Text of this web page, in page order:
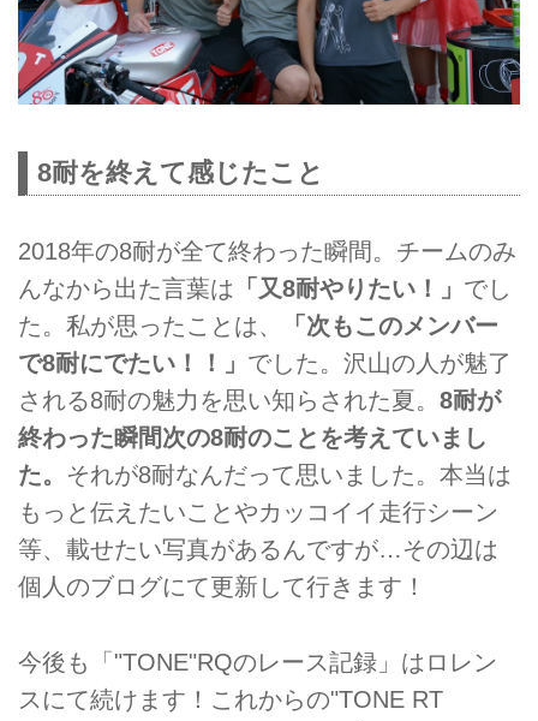
8耐を終えて感じたこと
2018年の8耐が全て終わった瞬間。チームのみ
んなから出た言葉は 「又8耐やりたい！」 でし
た。私が思ったことは、
「次もこのメンバー
で8耐にでたい！！」 でした。沢山の人が魅了
される8耐の魅力を思い知らされた夏。 8耐が
終わった瞬間次の8耐のことを考えていまし
た。 それが8耐なんだって思いました。本当は
もっと伝えたいことやカッコイイ走行シーン
等、載せたい写真があるんですが…その辺は
個人のブログにて更新して行きます！
今後も「"TONE"RQのレース記録」はロレン
スにて続けます！これからの"TONE RT